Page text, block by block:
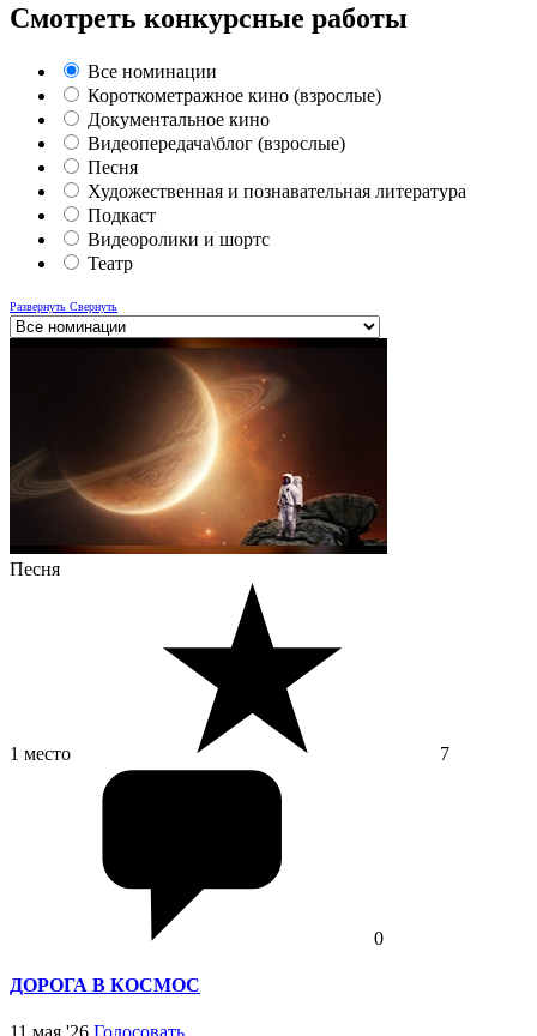
Смотреть конкурсные работы
Все номинации
Короткометражное кино (взрослые)
Документальное кино
Видеопередача\блог (взрослые)
Песня
Художественная и познавательная литература
Подкаст
Видеоролики и шортс
Театр
Развернуть Свернуть
Песня
1 место 7
0
ДОРОГА В КОСМОС